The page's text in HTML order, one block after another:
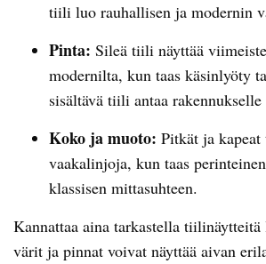
tiili luo rauhallisen ja modernin
Pinta: Sileä tiili näyttää
modernilta, kun taas käsinlyöty
sisältävä tiili antaa rakennukselle
Koko ja muoto: Pitkät ja
vaakalinjoja, kun taas
klassisen mittasuhteen.
Kannattaa aina tarkastella tiilinäytteitä
värit ja pinnat voivat näyttää aivan